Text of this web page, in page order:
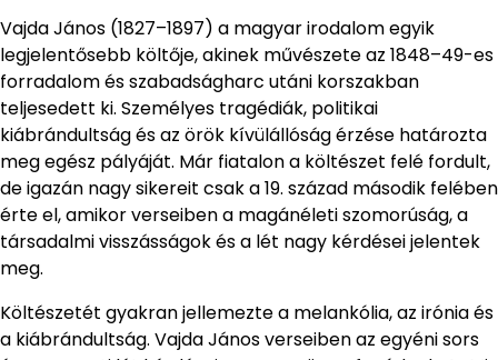
Vajda János (1827–1897) a magyar irodalom egyik
legjelentősebb költője, akinek művészete az 1848–49-es
forradalom és szabadságharc utáni korszakban
teljesedett ki. Személyes tragédiák, politikai
kiábrándultság és az örök kívülállóság érzése határozta
meg egész pályáját. Már fiatalon a költészet felé fordult,
de igazán nagy sikereit csak a 19. század második felében
érte el, amikor verseiben a magánéleti szomorúság, a
társadalmi visszásságok és a lét nagy kérdései jelentek
meg.
Költészetét gyakran jellemezte a melankólia, az irónia és
a kiábrándultság. Vajda János verseiben az egyéni sors